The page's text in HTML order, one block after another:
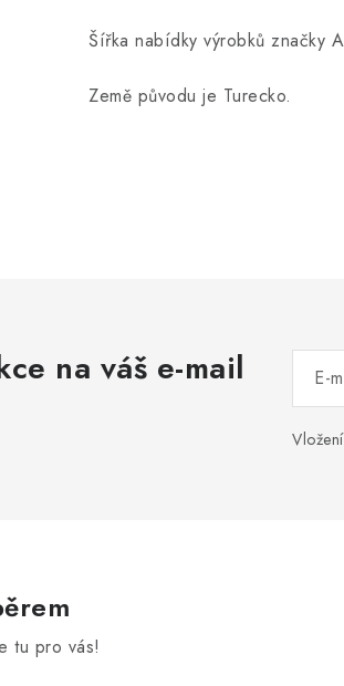
Šířka nabídky výrobků značky
Země původu je Turecko.
na váš e-mail E-
tu pro vás!